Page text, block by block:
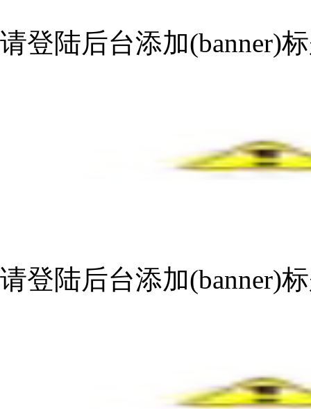
请登陆后台添加(banner)
请登陆后台添加(banner)